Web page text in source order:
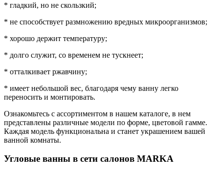
* гладкий, но не скользкий;
* не способствует размножению вредных микроорганизмов;
* хорошо держит температуру;
* долго служит, со временем не тускнеет;
* отталкивает ржавчину;
* имеет небольшой вес, благодаря чему ванну легко
переносить и монтировать.
Ознакомьтесь с ассортиментом в нашем каталоге, в нем
представлены различные модели по форме, цветовой гамме.
Каждая модель функциональна и станет украшением вашей
ванной комнаты.
Угловые ванны в сети салонов MARKA